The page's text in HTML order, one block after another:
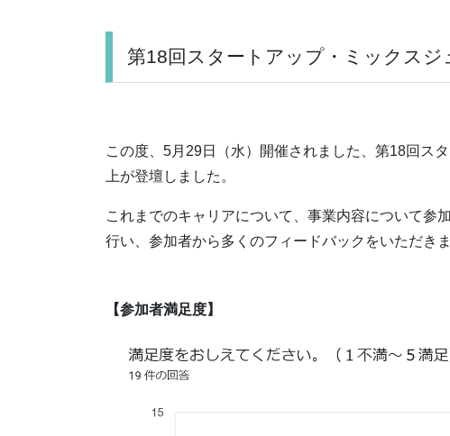
第18回スタートアップ・ミックス
この度、5月29日（水）開催されました、第18回ス
上が登壇しました。
これまでのキャリアについて、事業内容について参
行い、参加者から多くのフィードバックをいただきま
【参加者満足度】